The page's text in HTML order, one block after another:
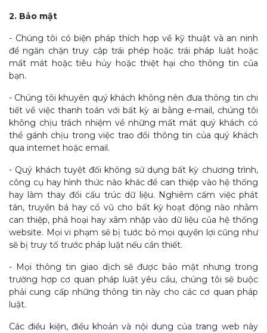
2. Bảo mật
- Chúng tôi có biện pháp thích hợp về kỹ thuật và an ninh
để ngăn chặn truy cập trái phép hoặc trái pháp luật hoặc
mất mát hoặc tiêu hủy hoặc thiệt hại cho thông tin của
bạn.
- Chúng tôi khuyên quý khách không nên đưa thông tin chi
tiết về việc thanh toán với bất kỳ ai bằng e-mail, chúng tôi
không chịu trách nhiệm về những mất mát quý khách có
thể gánh chịu trong việc trao đổi thông tin của quý khách
qua internet hoặc email.
- Quý khách tuyệt đối không sử dụng bất kỳ chương trình,
công cụ hay hình thức nào khác để can thiệp vào hệ thống
hay làm thay đổi cấu trúc dữ liệu. Nghiêm cấm việc phát
tán, truyền bá hay cổ vũ cho bất kỳ hoạt động nào nhằm
can thiệp, phá hoại hay xâm nhập vào dữ liệu của hệ thống
website. Mọi vi phạm sẽ bị tước bỏ mọi quyền lợi cũng như
sẽ bị truy tố trước pháp luật nếu cần thiết.
- Mọi thông tin giao dịch sẽ được bảo mật nhưng trong
trường hợp cơ quan pháp luật yêu cầu, chúng tôi sẽ buộc
phải cung cấp những thông tin này cho các cơ quan pháp
luật.
Các điều kiện, điều khoản và nội dung của trang web này